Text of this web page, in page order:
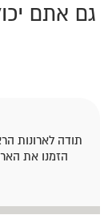
גם אתם
תודה לארונות
הזמנו את